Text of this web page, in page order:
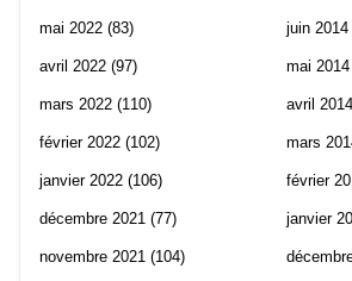
mai 2022 (83)
avril 2022 (97)
mars 2022 (110)
février 2022 (102)
janvier 2022 (106)
décembre 2021 (77)
novembre 2021 (104)
juin 2014
mai 2014
avril 2014
mars
février
janvier